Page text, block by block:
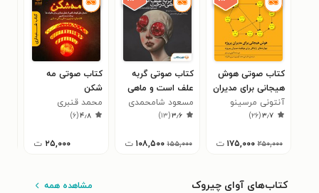
کتاب صوتی هوش
هیجانی برای مدیران
پروژه
آنتونی مرسینو
۳٫۷(۲۶)
۲۵۰,۰۰۰ ۱۷۵,۰۰۰ ت
کتاب صوتی گربه
علف است و ماهی
درخت
مسعود شامحمدی
۳٫۶(۱۳)
۱۵۵,۰۰۰ ۱۰۸,۵۰۰ ت
کتاب صوتی مه
شکن
محمد قنبری
۴٫۸(۶)
۲۵,۰۰۰ ت
کتاب‌های آوای چیروک مشاهده همه